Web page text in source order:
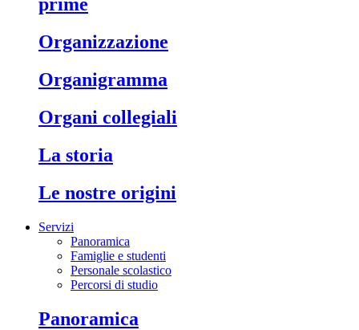
prime
organizzazione
organigramma
organi collegiali
la storia
le nostre origini
Servizi
Panoramica
Famiglie e studenti
Personale scolastico
Percorsi di studio
panoramica